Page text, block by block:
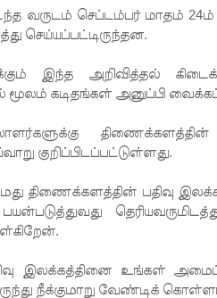
வருடம் செப்டம்பர் மாதம் 24ம்
செய்யப்பட்டிருந்தன.
இந்த அறிவித்தல்
மூலம் கடிதங்கள் அனுப்பி
குறிப்பிடப்பட்டுள்ளது.
திணைக்களத்தின் பதிவு
இலக்கத்தினை உங்கள்
நீக்குமாறு வேண்டிக்